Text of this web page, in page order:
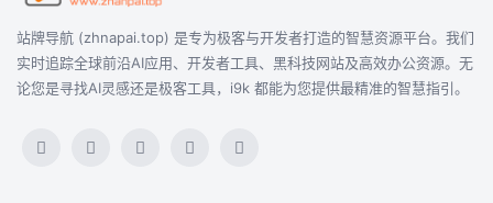
站牌导航 (zhnapai.top) 是专为极客与开发者打造的智慧资源平台。我们
实时追踪全球前沿AI应用、开发者工具、黑科技网站及高效办公资源。无
论您是寻找AI灵感还是极客工具，i9k 都能为您提供最精准的智慧指引。